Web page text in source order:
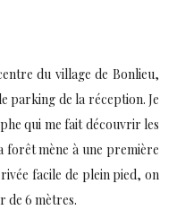
du village de Bonlieu,
parking de la réception. Je
qui me fait découvrir les
forêt mène à une première
facile de plein pied, on
de 6 mètres.